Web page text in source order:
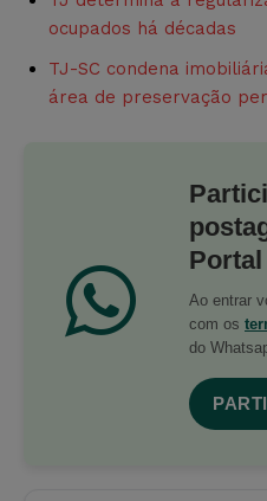
ocupados há décadas
TJ-SC condena
área de preservação
Ao entrar
com os
do